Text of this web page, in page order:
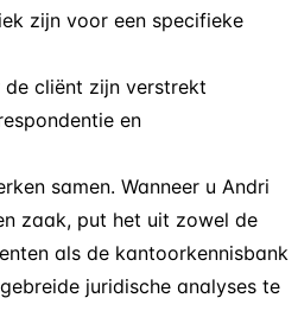
zijn voor een specifieke
cliënt zijn verstrekt
en
samen. Wanneer u Andri
zaak, put het uit zowel de
als de kantoorkennisbank
juridische analyses te